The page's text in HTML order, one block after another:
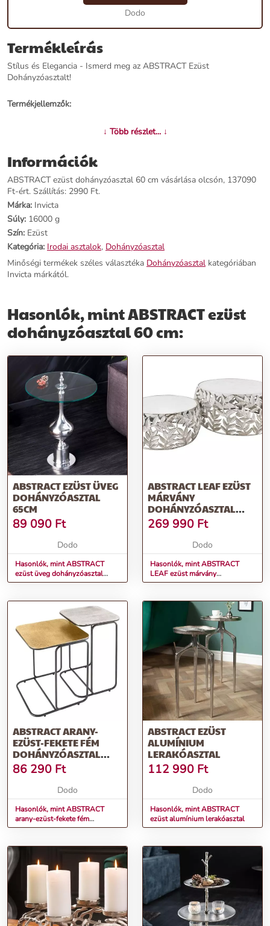
Dodo
Termékleírás
Stílus és Elegancia - Ismerd meg az ABSTRACT Ezüst
Dohányzóasztalt!
Termékjellemzők:
ABSTRACT ezüst dohányzóasztal 60 cm
Kategória:Dohányzóasztal
Tömeg:16000 g
Szín:Ezüst
Szállítási díj:
Előnyök:
Indusztriális Elegancia:A polírozott alumínium szerkezet és az ezüst
színű felület az ipari stílus jegyeit hordozza, tökéletes kiegészítése a
modern vagy loft enteriőröknek.
Asszimetrikus Design:Az asszimetrikus lyukacsos felület
vagányságot és modernitást csempész a térbe, egyedi karaktert
kölcsönözve a designnak.
Rendeld meg most,és varázsold át nappalid hangulatát az
ABSTRACT ezüst dohányzóasztallal, mely eleganciával és stílussal
emeli otthonod atmoszféráját!
További információk>>
↓ Több részlet... ↓
Információk
ABSTRACT ezüst dohányzóasztal 60 cm vásárlása olcsón, 137090
Ft-ért. Szállítás: 2990 Ft.
Márka: Invicta
Súly: 16000 g
Szín: Ezüst
Kategória: Irodai asztalok, Dohányzóasztal
Minőségi termékek széles választéka Dohányzóasztal kategóriában
Invicta márkától.
Hasonlók, mint ABSTRACT ezüst
dohányzóasztal 60 cm:
ABSTRACT EZÜST ÜVEG
DOHÁNYZÓASZTAL
65CM
89 090 Ft
Dodo
Hasonlók, mint ABSTRACT
ezüst üveg dohányzóasztal
65cm
ABSTRACT LEAF EZÜST
MÁRVÁNY
DOHÁNYZÓASZTAL
2DB/SZETT
269 990 Ft
Dodo
Hasonlók, mint ABSTRACT
LEAF ezüst márvány
dohányzóasztal 2db/szett
ABSTRACT ARANY-
EZÜST-FEKETE FÉM
DOHÁNYZÓASZTAL
SZETT
86 290 Ft
Dodo
Hasonlók, mint ABSTRACT
arany-ezüst-fekete fém
dohányzóasztal szett
ABSTRACT EZÜST
ALUMÍNIUM
LERAKÓASZTAL
112 990 Ft
Dodo
Hasonlók, mint ABSTRACT
ezüst alumínium lerakóasztal